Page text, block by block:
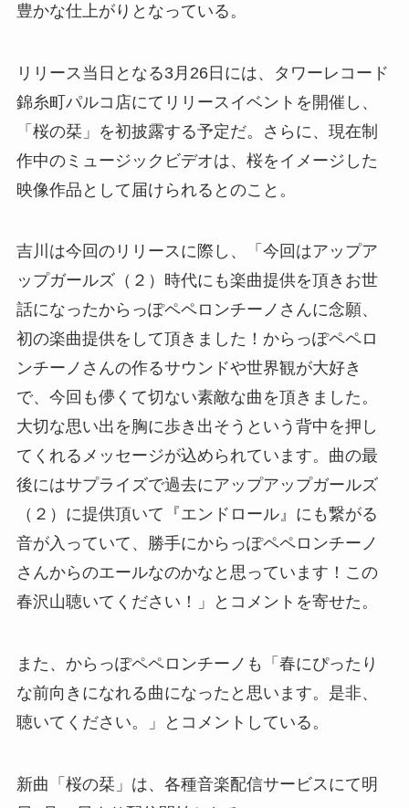
豊かな仕上がりとなっている。
リリース当日となる3月26日には、タワーレコード
錦糸町パルコ店にてリリースイベントを開催し、
「桜の栞」を初披露する予定だ。さらに、現在制
作中のミュージックビデオは、桜をイメージした
映像作品として届けられるとのこと。
吉川は今回のリリースに際し、「今回はアップア
ップガールズ（２）時代にも楽曲提供を頂きお世
話になったからっぽペペロンチーノさんに念願、
初の楽曲提供をして頂きました！からっぽペペロ
ンチーノさんの作るサウンドや世界観が大好き
で、今回も儚くて切ない素敵な曲を頂きました。
大切な思い出を胸に歩き出そうという背中を押し
てくれるメッセージが込められています。曲の最
後にはサプライズで過去にアップアップガールズ
（２）に提供頂いて『エンドロール』にも繋がる
音が入っていて、勝手にからっぽペペロンチーノ
さんからのエールなのかなと思っています！この
春沢山聴いてください！」とコメントを寄せた。
また、からっぽペペロンチーノも「春にぴったり
な前向きになれる曲になったと思います。是非、
聴いてください。」とコメントしている。
新曲「桜の栞」は、各種音楽配信サービスにて明